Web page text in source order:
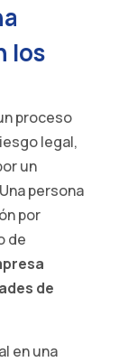
los
proceso
legal,
un
persona
por
de
de
en una